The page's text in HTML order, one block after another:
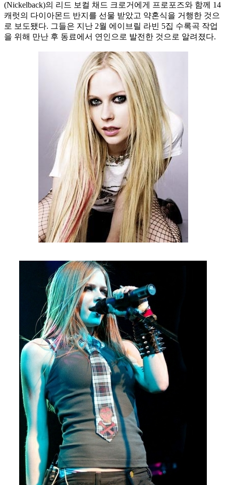
(Nickelback)의 리드 보컬 채드 크로거에게 프로포즈와 함께 14
캐럿의 다이아몬드 반지를 선물 받았고 약혼식을 거행한 것으
로 보도됐다. 그들은 지난 2월 에이브릴 라빈 5집 수록곡 작업
을 위해 만난 후 동료에서 연인으로 발전한 것으로 알려졌다.